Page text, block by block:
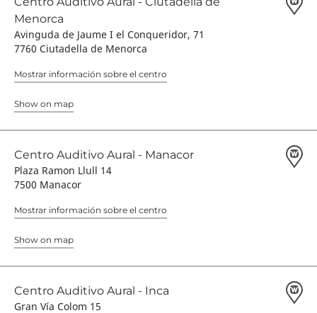
Menorca
Avinguda de Jaume I el Conqueridor, 71
7760 Ciutadella de Menorca
Mostrar información sobre el centro
Show on map
Centro Auditivo Aural - Manacor
Plaza Ramon Llull 14
7500 Manacor
Mostrar información sobre el centro
Show on map
Centro Auditivo Aural - Inca
Gran Vía Colom 15